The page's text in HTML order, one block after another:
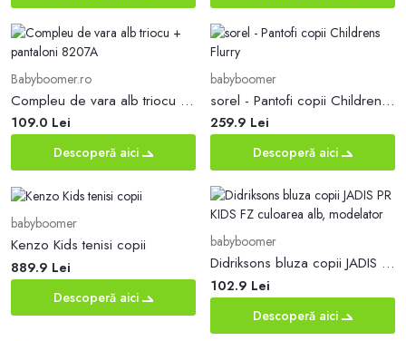
Babyboomer.ro
Compleu de vara alb triocu + pantaloni 8207A
109.0 Lei
Descoperă aici
babyboomer
sorel - Pantofi copii Childrens Flurry
259.9 Lei
Descoperă aici
babyboomer
Kenzo Kids tenisi copii
889.9 Lei
Descoperă aici
babyboomer
Didriksons bluza copii JADIS PR KIDS FZ culoarea alb, modelator
102.9 Lei
Descoperă aici